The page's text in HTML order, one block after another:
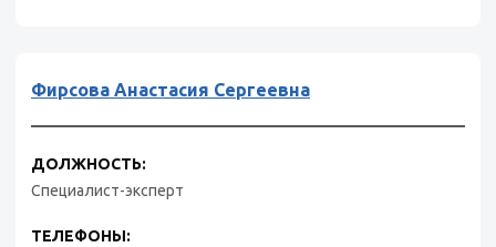
Фирсова Анастасия Сергеевна
ДОЛЖНОСТЬ:
Специалист-эксперт
ТЕЛЕФОНЫ: